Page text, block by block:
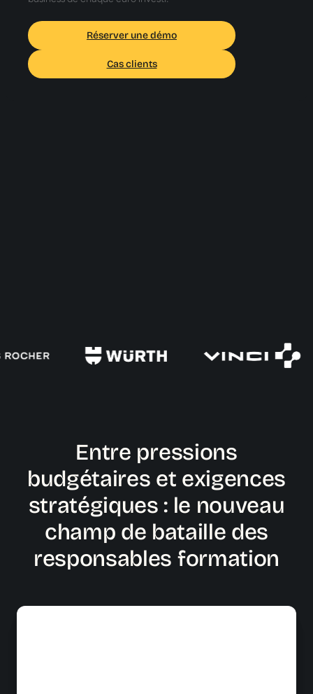
Réserver une démo
Cas clients
Entre pressions
budgétaires et exigences
stratégiques : le nouveau
champ de bataille des
responsables formation